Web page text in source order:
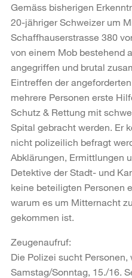
Gemäss bisherigen
20-jähriger Schweizer um
Schaffhauserstrasse 380
von einem Mob bestehend
angegriffen und brutal
Eintreffen der
mehrere Personen erste
Schutz & Rettung mit
Spital gebracht werden. Er
nicht polizeilich befragt
Abklärungen, Ermittlungen
Detektive der Stadt- und
keine beteiligten Personen
warum es um Mitternacht
gekommen ist.
Zeugenaufruf:
Die Polizei sucht
Samstag/Sonntag, 15./16.